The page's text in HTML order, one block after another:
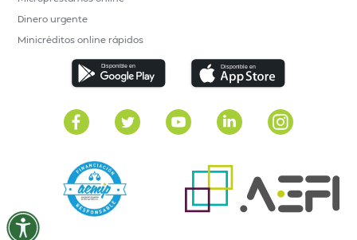
Dinero urgente
Minicréditos online rápidos